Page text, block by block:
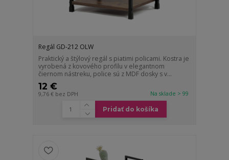
Regál GD-212 OLW
Praktický a štýlový regál s piatimi policami. Kostra je
vyrobená z kovového profilu v elegantnom
čiernom nástreku, police sú z MDF dosky s v...
12 €
9,76 € bez DPH Na sklade > 99
Pridať do košíka